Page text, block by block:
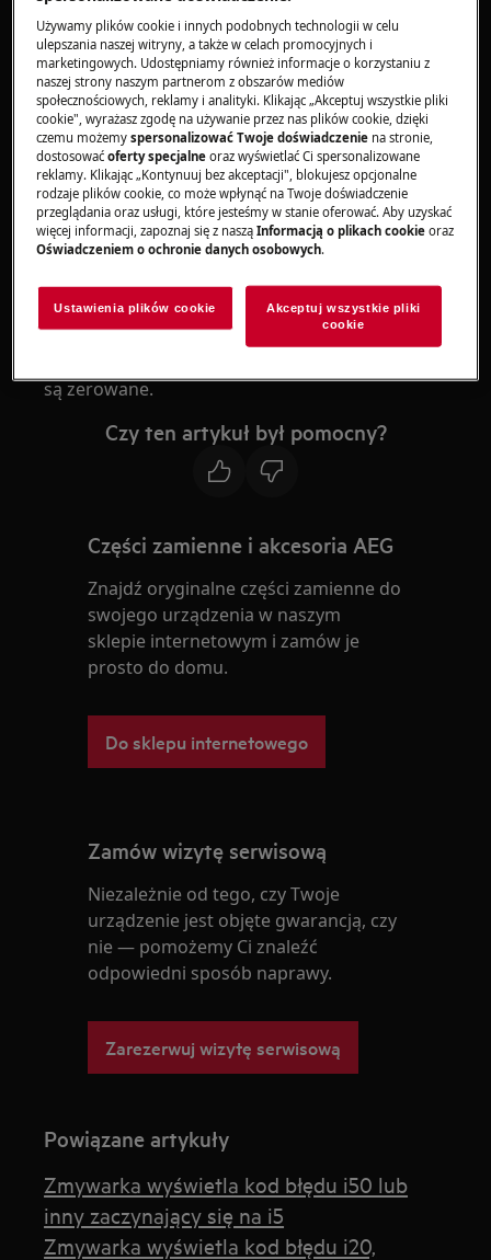
Zmywarka do zabudowy
Zmywarka wolnostojąca
Rozwiązanie
1. Zerowanie ustawień zmywarki po każdym
cyklu jest normalnym zjawiskiem
Od trzeciego kwartału 2012 r. przepisy Unii
Europejskiej wymagają, aby po włączeniu
zmywania „EKO”.
Dlatego po zakończeniu cyklu zmywania
są zerowane.
Czy ten artykuł był pomocny?
Części zamienne i akcesoria AEG
Znajdź oryginalne części zamienne do
swojego urządzenia w naszym
sklepie internetowym i zamów je
prosto do domu.
Do sklepu internetowego
Zamów wizytę serwisową
Niezależnie od tego, czy Twoje
urządzenie jest objęte gwarancją, czy
nie — pomożemy Ci znaleźć
odpowiedni sposób naprawy.
Zarezerwuj wizytę serwisową
Powiązane artykuły
Zmywarka wyświetla kod błędu i50 lub
inny zaczynający się na i5
Zmywarka wyświetla kod błędu i20,
Używamy plików cookie i innych podobnych technologii w celu
ulepszania naszej witryny, a także w celach promocyjnych i
marketingowych. Udostępniamy również informacje o korzystaniu z
naszej strony naszym partnerom z obszarów mediów
społecznościowych, reklamy i analityki. Klikając „Akceptuj wszystkie pliki
cookie", wyrażasz zgodę na używanie przez nas plików cookie, dzięki
czemu możemyspersonalizować Twoje doświadczenie na stronie,
dostosowaćoferty specjalne oraz wyświetlać Ci spersonalizowane
reklamy. Klikając „Kontynuuj bez akceptacji", blokujesz opcjonalne
rodzaje plików cookie, co może wpłynąć na Twoje doświadczenie
przeglądania oraz usługi, które jesteśmy w stanie oferować. Aby uzyskać
więcej informacji, zapoznaj się z nasząInformacją o plikach cookie oraz
Oświadczeniem o ochronie danych osobowych.
Ustawienia plików cookie
Akceptuj wszystkie pliki
cookie